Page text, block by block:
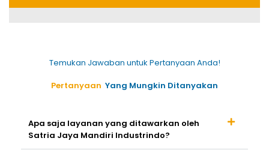
Temukan Jawaban untuk Pertanyaan Anda!
Pertanyaan Yang Mungkin Ditanyakan
Apa saja layanan yang ditawarkan oleh
Satria Jaya Mandiri Industrindo?